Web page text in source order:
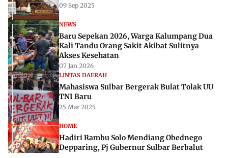
09 Sep 2025
NEWS
Baru Sepekan 2026, Warga Kalumpang Dua
Kali Tandu Orang Sakit Akibat Sulitnya
Akses Kesehatan
07 Jan 2026
LINTAS DAERAH
Mahasiswa Sulbar Bergerak Bulat Tolak UU
TNI Baru
25 Mar 2025
HOME
Hadiri Rambu Solo Mendiang Obednego
Depparing, Pj Gubernur Sulbar Berbalut